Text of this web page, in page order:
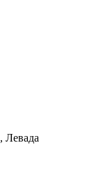
, Левада